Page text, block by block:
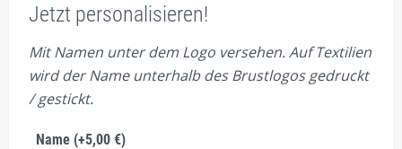
Jetzt personalisieren!
Mit Namen unter dem Logo versehen. Auf Textilien
wird der Name unterhalb des Brustlogos gedruckt
/ gestickt.
Name (+5,00 €)